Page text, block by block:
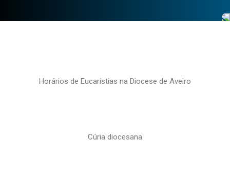
Horários de Eucaristias na Diocese de Aveiro
Cúria diocesana